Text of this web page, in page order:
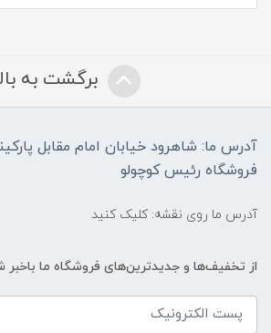
برگشت به
آدرس ما: شاهرود خیابان امام مقابل
فروشگاه رئیس کوچولو
آدرس ما روی نقشه: کلیک کنید
از تخفیف‌ها و جدیدترین‌های فروشگاه ما باخبر